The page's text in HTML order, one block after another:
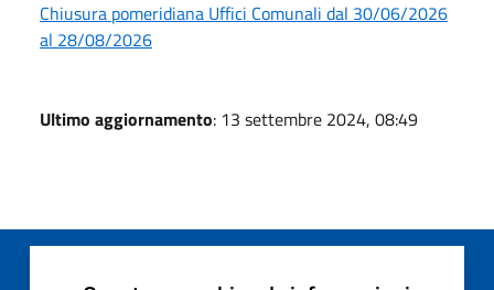
Chiusura pomeridiana Uffici Comunali dal 30/06/2026
al 28/08/2026
Ultimo aggiornamento: 13 settembre 2024, 08:49